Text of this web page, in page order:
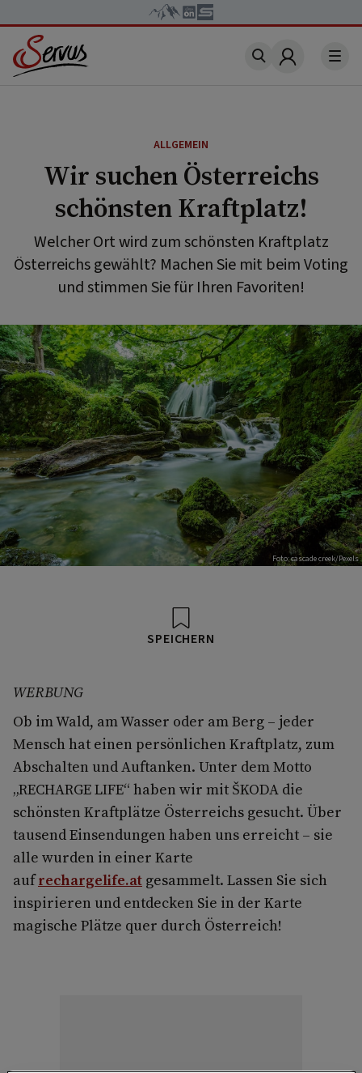
Account
ALLGEMEIN
Wir suchen Österreichs
schönsten Kraftplatz!
Welcher Ort wird zum schönsten Kraftplatz
Österreichs gewählt? Machen Sie mit beim Voting
und stimmen Sie für Ihren Favoriten!
Foto: cascade creek/Pexels
SPEICHERN
WERBUNG
Ob im Wald, am Wasser oder am Berg – jeder
Mensch hat einen persönlichen Kraftplatz, zum
Abschalten und Auftanken. Unter dem Motto
„RECHARGE LIFE“ haben wir mit ŠKODA die
schönsten Kraftplätze Österreichs gesucht. Über
tausend Einsendungen haben uns erreicht – sie
alle wurden in einer Karte
aufrechargelife.at gesammelt. Lassen Sie sich
inspirieren und entdecken Sie in der Karte
magische Plätze quer durch Österreich!